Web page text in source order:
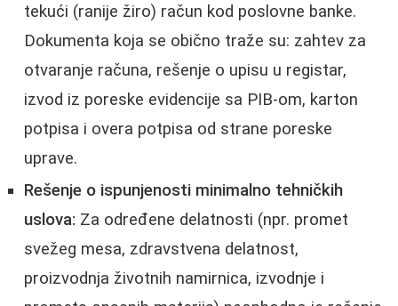
tekući (ranije žiro) račun kod poslovne banke.
Dokumenta koja se obično traže su: zahtev za
otvaranje računa, rešenje o upisu u registar,
izvod iz poreske evidencije sa PIB-om, karton
potpisa i overa potpisa od strane poreske
uprave.
Rešenje o ispunjenosti minimalno tehničkih
uslova: Za određene delatnosti (npr. promet
svežeg mesa, zdravstvena delatnost,
proizvodnja životnih namirnica, izvodnje i